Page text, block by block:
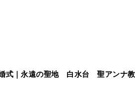
式｜永遠の聖地 白水台 聖アンナ教